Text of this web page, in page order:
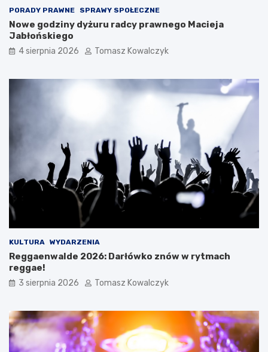
PORADY PRAWNE SPRAWY SPOŁECZNE
Nowe godziny dyżuru radcy prawnego Macieja
Jabłońskiego
4 sierpnia 2026 Tomasz Kowalczyk
KULTURA WYDARZENIA
Reggaenwalde 2026: Darłówko znów w rytmach
reggae!
3 sierpnia 2026 Tomasz Kowalczyk